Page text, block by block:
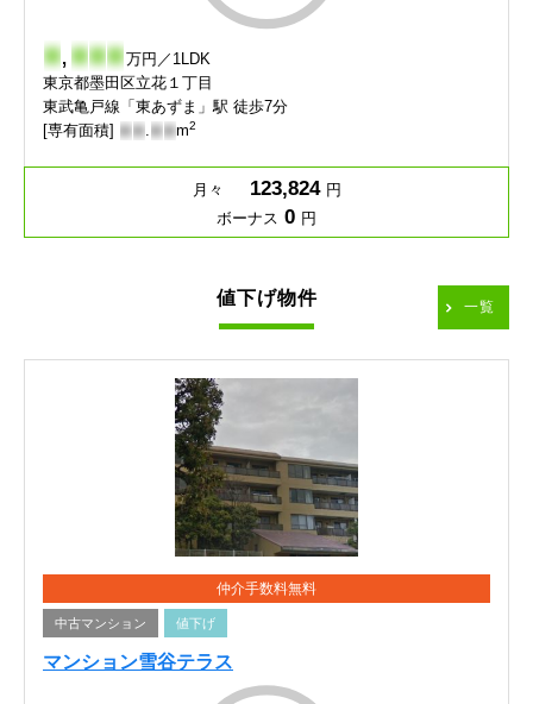
- ,- - - 万円／1LDK
東京都墨田区立花１丁目
東武亀戸線「東あずま」駅 徒歩7分
[専有面積] - - .- - m2
月々 123,824 円
ボーナス 0 円
値下げ物件 一覧
仲介手数料無料
中古マンション 値下げ
マンション雪谷テラス